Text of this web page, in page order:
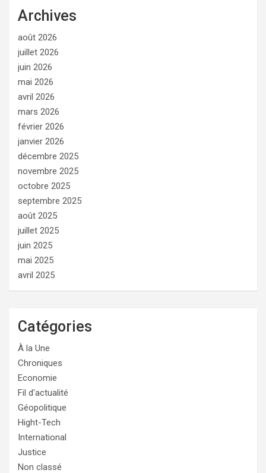
Archives
août 2026
juillet 2026
juin 2026
mai 2026
avril 2026
mars 2026
février 2026
janvier 2026
décembre 2025
novembre 2025
octobre 2025
septembre 2025
août 2025
juillet 2025
juin 2025
mai 2025
avril 2025
Catégories
À la Une
Chroniques
Economie
Fil d'actualité
Géopolitique
Hight-Tech
International
Justice
Non classé